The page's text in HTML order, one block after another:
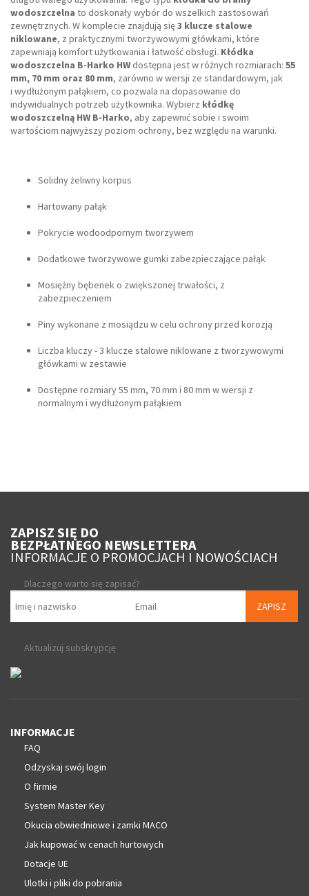
wodoszczelna to doskonały wybór do wszelkich zastosowań
zewnętrznych. W komplecie znajdują się3 klucze stalowe
niklowane, z praktycznymi tworzywowymi główkami, które
zapewniają komfort użytkowania i łatwość obsługi. Kłódka
wodoszczelna B-Harko HWdostępna jest w różnych rozmiarach: 55
mm, 70 mm oraz 80 mm, zarówno w wersji ze standardowym, jak
i wydłużonym pałąkiem, co pozwala na dopasowanie do
indywidualnych potrzeb użytkownika. Wybierz kłódkę
wodoszczelną HW B-Harko, aby zapewnić sobie i swoim
wartościom najwyższy poziom ochrony, bez względu na warunki.
Solidny żeliwny korpus
Hartowany pałąk
Pokrycie wodoodpornym tworzywem
Dodatkowe tworzywowe gumki zabezpieczające pałąk
Mosiężny bębenek o zwiększonej trwałości, z
zabezpieczeniem
Piny wykonane z mosiądzu w celu ochrony przed korozją
Liczba kluczy - 3 klucze stalowe niklowane z tworzywowymi
główkami w zestawie
Dostępne rozmiary 55 mm, 70 mm i 80 mm w wersji z
normalnym i wydłużonym pałąkiem
ZAPISZ SIĘ DO
BEZPŁATNEGO NEWSLETTERA
INFORMACJE O PROMOCJACH I NOWOŚCIACH
Dlaczego warto się zapisać?
ZAPISZ
Aktualizuj subskrypcję
INFORMACJE
FAQ
Odzyskaj swój login
O firmie
System Master Key
Okucia obwiedniowe i zamki MACO
Jak kupować w cenach hurtowych
Dotacje UE
Ulotki i pliki do pobrania